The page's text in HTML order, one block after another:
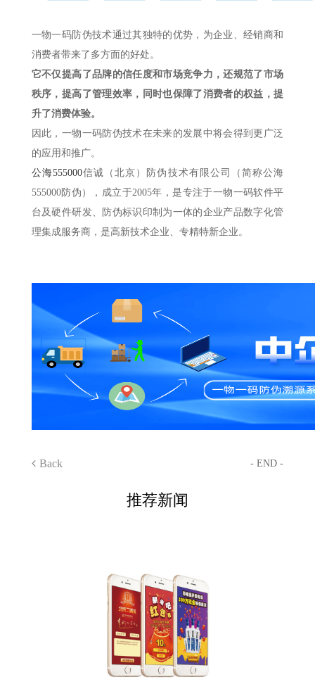
一物一码防伪技术通过其独特的优势，为企业、经销商和
消费者带来了多方面的好处。
它不仅提高了品牌的信任度和市场竞争力，还规范了市场
秩序，提高了管理效率，同时也保障了消费者的权益，提
升了消费体验。
因此，一物一码防伪技术在未来的发展中将会得到更广泛
的应用和推广。
公海555000信诚（北京）防伪技术有限公司（简称公海
555000防伪），成立于2005年，是专注于一物一码软件平
台及硬件研发、防伪标识印制为一体的企业产品数字化管
理集成服务商，是高新技术企业、专精特新企业。
Back - END -
推荐新闻